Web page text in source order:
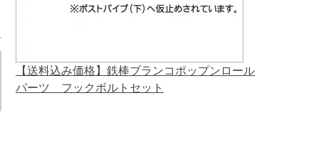
【送料込み価格】鉄棒ブランコポップンロール
パーツ フックボルトセット